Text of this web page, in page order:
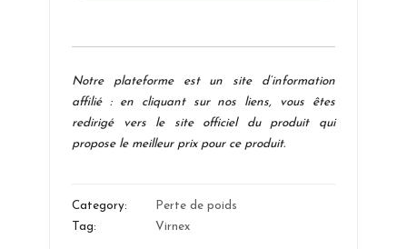
Notre plateforme est un site d’information
affilié : en cliquant sur nos liens, vous êtes
redirigé vers le site officiel du produit qui
propose le meilleur prix pour ce produit.
Category:
Perte de poids
Tag:
Virnex